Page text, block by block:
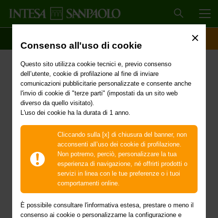
Consenso all'uso di cookie
Questo sito utilizza cookie tecnici e, previo consenso
dell’utente, cookie di profilazione al fine di inviare
comunicazioni pubblicitarie personalizzate e consente anche
l'invio di cookie di "terze parti" (impostati da un sito web
diverso da quello visitato).
L'uso dei cookie ha la durata di 1 anno.
Cliccando sulla [x] di chiusura del banner, non
acconsenti all’uso dei cookie di profilazione.
Non potremo, perciò, personalizzare la tua
esperienza di navigazione, né offrirti prodotti o
servizi in linea con le tue preferenze o i tuoi
comportamenti online.
È possibile consultare l'informativa estesa, prestare o meno il
consenso ai cookie o personalizzarne la configurazione e
Primi interventi urgenti di
protezione civile in
conseguenza degli
eccezionali eventi
meteorologici verificatisi
nei giorni dal 22 al 27
luglio 2023 nel
territorio delle province